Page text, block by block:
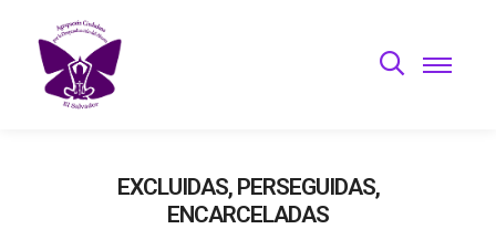
EXCLUIDAS, PERSEGUIDAS,
ENCARCELADAS